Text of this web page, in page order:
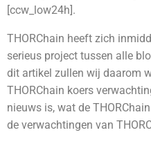
[ccw_low24h].
THORChain heeft zich
serieus project tussen alle
dit artikel zullen wij daarom
THORChain koers
nieuws is, wat de
de verwachtingen van